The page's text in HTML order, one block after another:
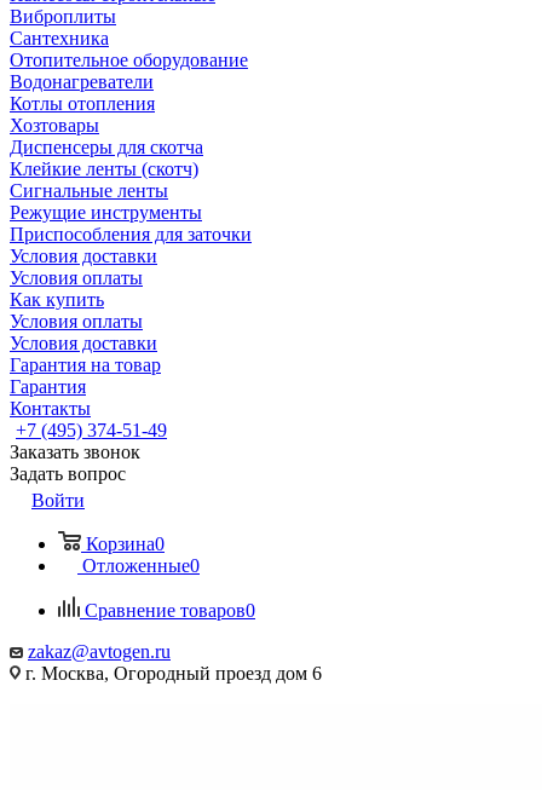
Виброплиты
Сантехника
Отопительное оборудование
Водонагреватели
Котлы отопления
Хозтовары
Диспенсеры для скотча
Клейкие ленты (скотч)
Сигнальные ленты
Режущие инструменты
Приспособления для заточки
Условия доставки
Условия оплаты
Как купить
Условия оплаты
Условия доставки
Гарантия на товар
Гарантия
Контакты
+7 (495) 374-51-49
Заказать звонок
Задать вопрос
Войти
Корзина0
Отложенные0
Сравнение товаров0
zakaz@avtogen.ru
г. Москва, Огородный проезд дом 6